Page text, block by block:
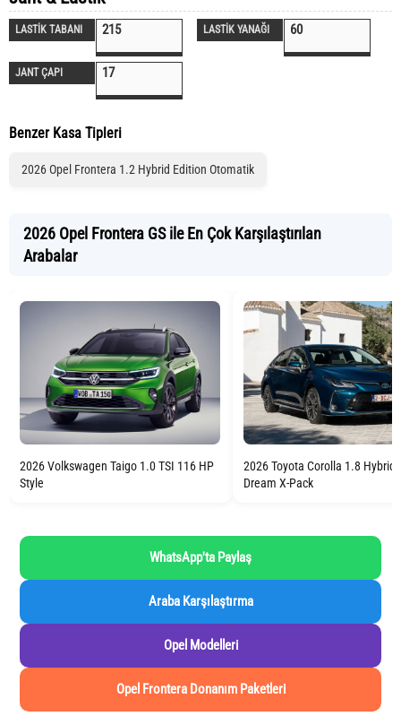
LASTİK TABANI 215 LASTİK YANAĞI 60
JANT ÇAPI 17
Benzer Kasa Tipleri
2026 Opel Frontera 1.2 Hybrid Edition Otomatik
2026 Opel Frontera GS ile En Çok Karşılaştırılan
Arabalar
2026 Volkswagen Taigo 1.0 TSI 116 HP
Style
2026 Toyota Corolla 1.8 Hybrid
Dream X-Pack
WhatsApp'ta Paylaş
Araba Karşılaştırma
Opel Modelleri
Opel Frontera Donanım Paketleri